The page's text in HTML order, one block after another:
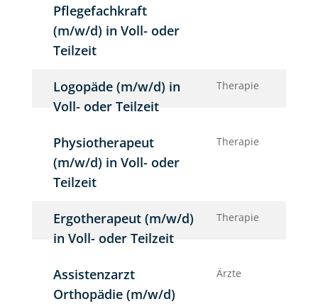
Pflegefachkraft
(m/w/d) in Voll- oder
Teilzeit
Logopäde (m/w/d) in
Voll- oder Teilzeit
Therapie
Physiotherapeut
(m/w/d) in Voll- oder
Teilzeit
Therapie
Ergotherapeut (m/w/d)
in Voll- oder Teilzeit
Therapie
Assistenzarzt
Orthopädie (m/w/d)
Ärzte